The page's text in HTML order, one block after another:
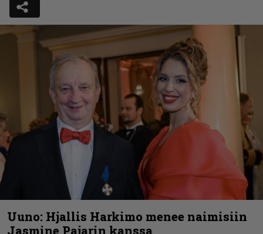
Uuno: Hjallis Harkimo menee naimisiin
Jasmine Pajarin kanssa